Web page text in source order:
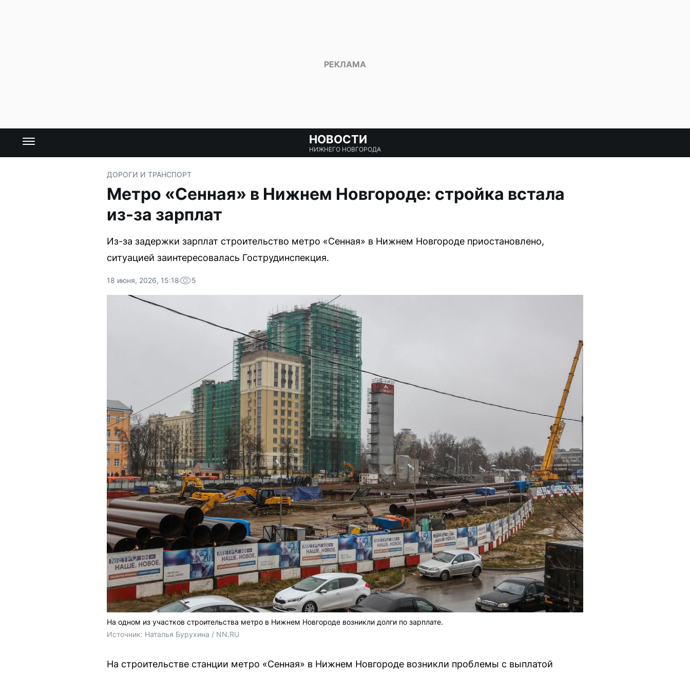
НОВОСТИ
НИЖНЕГО НОВГОРОДА
ДОРОГИ И ТРАНСПОРТ
Метро «Сенная» в Нижнем Новгороде: стройка встала
из-за зарплат
Из-за задержки зарплат строительство метро «Сенная» в Нижнем Новгороде приостановлено,
ситуацией заинтересовалась Гострудинспекция.
18 июня, 2026, 15:18 5
На одном из участков строительства метро в Нижнем Новгороде возникли долги по зарплате.
Источник: Наталья Бурухина / NN.RU
На строительстве станции метро «Сенная» в Нижнем Новгороде возникли проблемы с выплатой